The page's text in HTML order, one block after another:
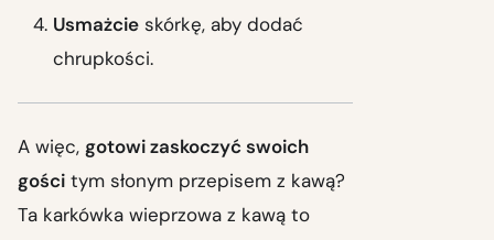
Usmażcie skórkę, aby dodać
chrupkości.
A więc, gotowi zaskoczyć swoich
gości tym słonym przepisem z kawą?
Ta karkówka wieprzowa z kawą to